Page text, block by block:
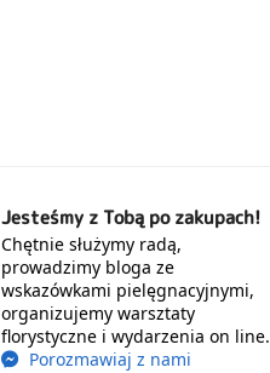
Jesteśmy z Tobą po zakupach!
Chętnie służymy radą,
prowadzimy bloga ze
wskazówkami pielęgnacyjnymi,
organizujemy warsztaty
florystyczne i wydarzenia on line.
Porozmawiaj z nami